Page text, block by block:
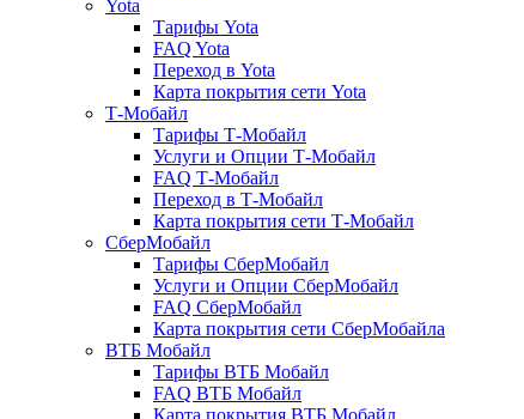
Yota
Тарифы Yota
FAQ Yota
Переход в Yota
Карта покрытия сети Yota
Т-Мобайл
Тарифы Т-Мобайл
Услуги и Опции Т-Мобайл
FAQ Т-Мобайл
Переход в Т-Мобайл
Карта покрытия сети Т-Мобайл
СберМобайл
Тарифы СберМобайл
Услуги и Опции СберМобайл
FAQ СберМобайл
Карта покрытия сети СберМобайлa
ВТБ Мобайл
Тарифы ВТБ Мобайл
FAQ ВТБ Мобайл
Карта покрытия ВТБ Мобайл